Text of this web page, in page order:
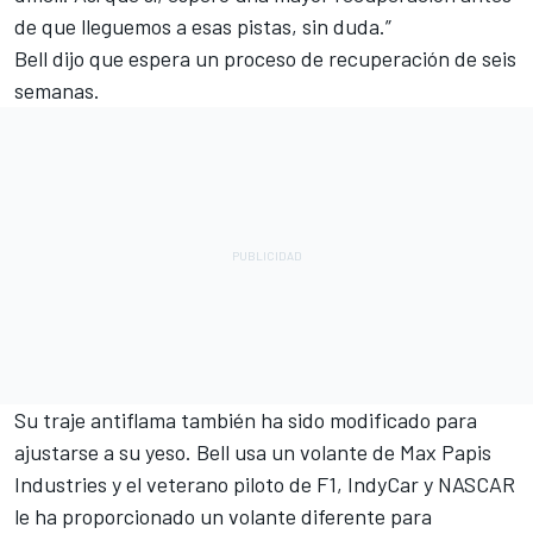
de que lleguemos a esas pistas, sin duda.”
Bell dijo que espera un proceso de recuperación de seis
semanas.
Su traje antiflama también ha sido modificado para
ajustarse a su yeso. Bell usa un volante de Max Papis
Industries y el veterano piloto de F1, IndyCar y NASCAR
le ha proporcionado un volante diferente para